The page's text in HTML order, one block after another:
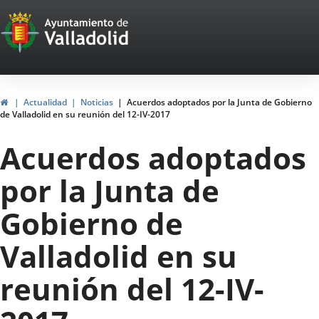
Portal
Web
del
Ayuntamiento
de
Valladolid
InicioActualidad Noticias
Acuerdos adoptados por la Junta de Gobierno
de Valladolid en su reunión del 12-IV-2017
Acuerdos adoptados
por la Junta de
Gobierno de
Valladolid en su
reunión del 12-IV-